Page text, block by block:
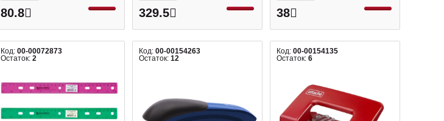
80.8 329.5 38
Код:00-00072873
Остаток:2
Код: 00-00154263
Остаток: 12
Код: 00-00154135
Остаток: 6